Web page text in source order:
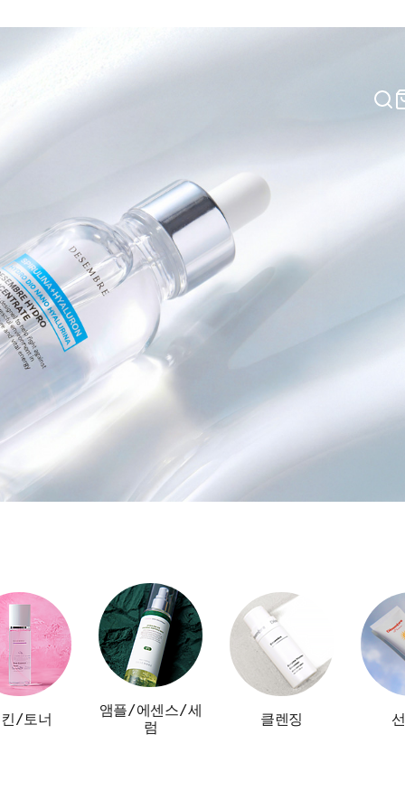
/토너
앰플/에센스/세
럼
클렌징